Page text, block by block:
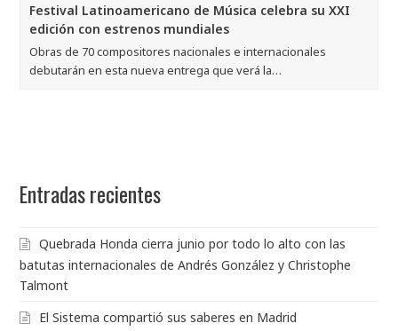
Festival Latinoamericano de Música celebra su XXI
edición con estrenos mundiales
Obras de 70 compositores nacionales e internacionales
debutarán en esta nueva entrega que verá la…
Entradas recientes
Quebrada Honda cierra junio por todo lo alto con las
batutas internacionales de Andrés González y Christophe
Talmont
El Sistema compartió sus saberes en Madrid